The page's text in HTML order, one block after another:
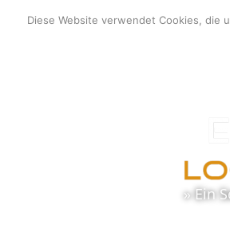
Inhalt
» Ein
Diese Website verwendet Cookies, die